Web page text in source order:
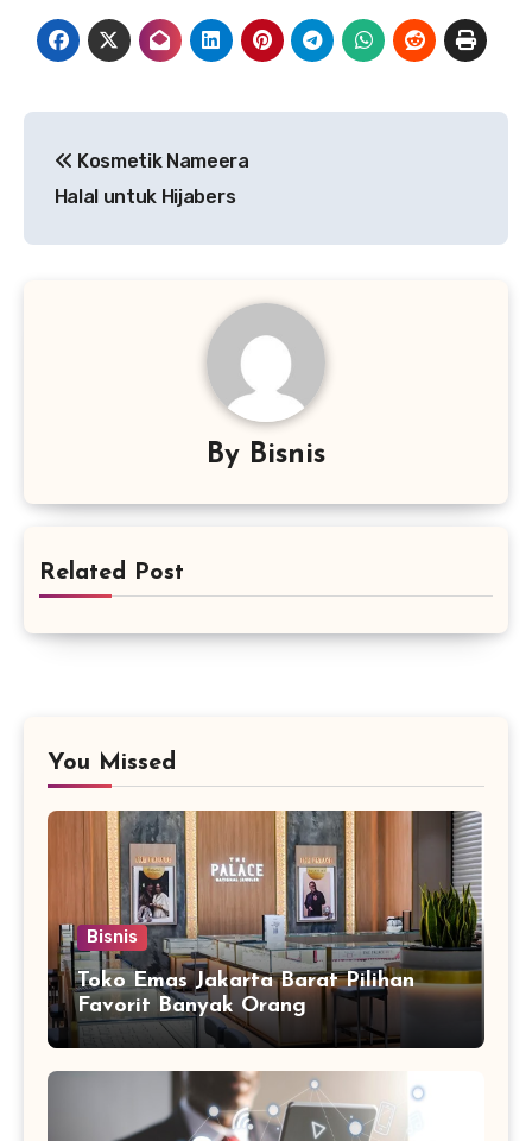
pos
Kosmetik Nameera
Halal untuk Hijabers
By Bisnis
Related Post
You Missed
Bisnis
Toko Emas Jakarta Barat Pilihan
Favorit Banyak Orang